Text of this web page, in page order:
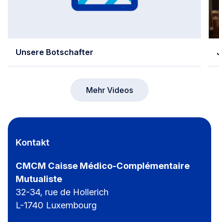
Unsere Botschafter
Mehr Videos
Kontakt
CMCM Caisse Médico-Complémentaire
Mutualiste
32-34, rue de Hollerich
L-1740 Luxembourg